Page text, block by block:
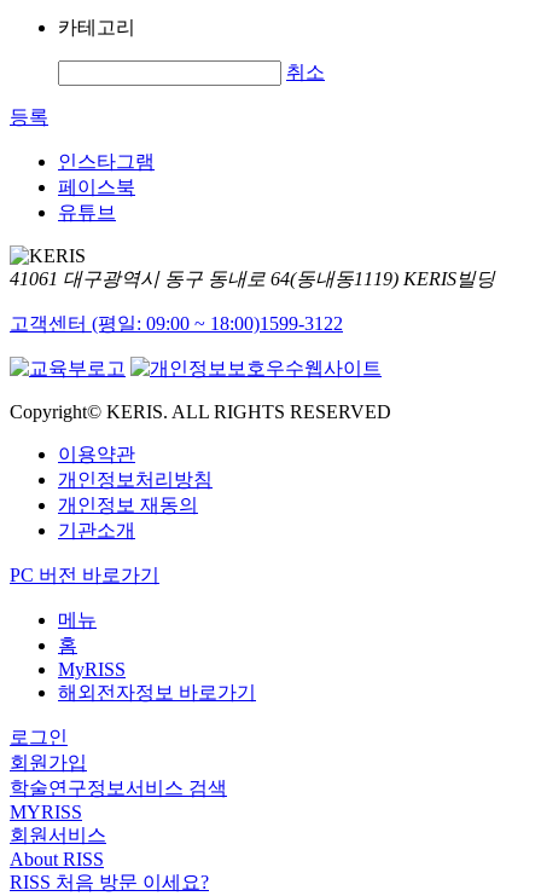
카테고리
취소
등록
인스타그램
페이스북
유튜브
41061 대구광역시 동구 동내로 64(동내동1119) KERIS빌딩
고객센터 (평일: 09:00 ~ 18:00)1599-3122
Copyright© KERIS. ALL RIGHTS RESERVED
이용약관
개인정보처리방침
개인정보 재동의
기관소개
PC 버전 바로가기
메뉴
홈
MyRISS
해외전자정보 바로가기
로그인
회원가입
학술연구정보서비스 검색
MYRISS
회원서비스
About RISS
RISS 처음 방문 이세요?